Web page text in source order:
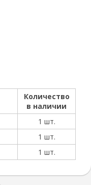
Количество
в наличии
1 шт.
1 шт.
1 шт.